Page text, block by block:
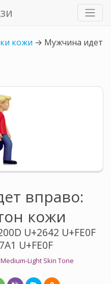
кожи → Мужчина идет
вправо:
кожи
U+2642 U+FE0F
U+FE0F
Light Skin Tone